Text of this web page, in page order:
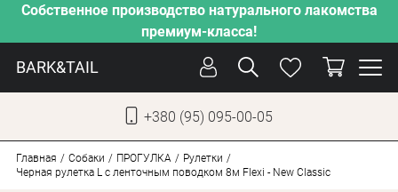
Собственное производство натурального лакомства
премиум-класса!
BARK&TAIL
+380 (95) 095-00-05
Главная Собаки ПРОГУЛКА
Рулетки
Черная рулетка L с ленточным поводком 8м Flexi - New Classic